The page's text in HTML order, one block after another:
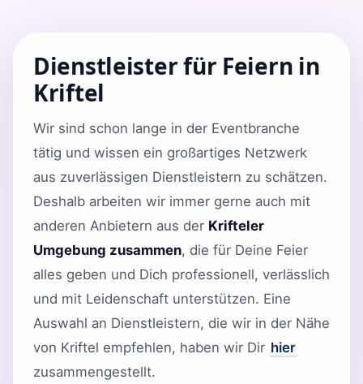
Dienstleister für Feiern in
Kriftel
Wir sind schon lange in der Eventbranche
tätig und wissen ein großartiges Netzwerk
aus zuverlässigen Dienstleistern zu schätzen.
Deshalb arbeiten wir immer gerne auch mit
anderen Anbietern aus der Krifteler
Umgebung zusammen, die für Deine Feier
alles geben und Dich professionell, verlässlich
und mit Leidenschaft unterstützen. Eine
Auswahl an Dienstleistern, die wir in der Nähe
von Kriftel empfehlen, haben wir Dir hier
zusammengestellt.